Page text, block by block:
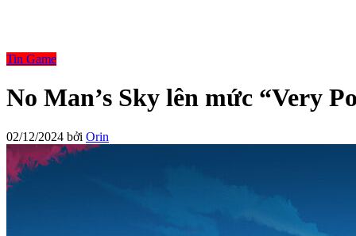
Tin Game
No Man’s Sky lên mức “Very
02/12/2024 bởi Orin